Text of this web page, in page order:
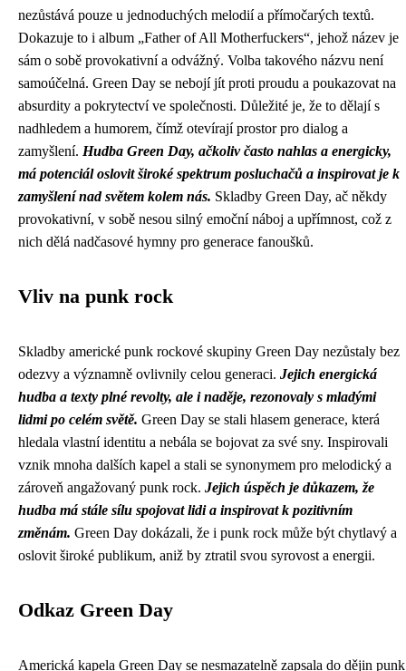
nezůstává pouze u jednoduchých melodií a přímočarých textů.
Dokazuje to i album „Father of All Motherfuckers“, jehož název je
sám o sobě provokativní a odvážný. Volba takového názvu není
samoúčelná. Green Day se nebojí jít proti proudu a poukazovat na
absurdity a pokrytectví ve společnosti. Důležité je, že to dělají s
nadhledem a humorem, čímž otevírají prostor pro dialog a
zamyšlení. Hudba Green Day, ačkoliv často nahlas a energicky,
má potenciál oslovit široké spektrum posluchačů a inspirovat je k
zamyšlení nad světem kolem nás. Skladby Green Day, ač někdy
provokativní, v sobě nesou silný emoční náboj a upřímnost, což z
nich dělá nadčasové hymny pro generace fanoušků.
Vliv na punk rock
Skladby americké punk rockové skupiny Green Day nezůstaly bez
odezvy a významně ovlivnily celou generaci. Jejich energická
hudba a texty plné revolty, ale i naděje, rezonovaly s mladými
lidmi po celém světě. Green Day se stali hlasem generace, která
hledala vlastní identitu a nebála se bojovat za své sny. Inspirovali
vznik mnoha dalších kapel a stali se synonymem pro melodický a
zároveň angažovaný punk rock. Jejich úspěch je důkazem, že
hudba má stále sílu spojovat lidi a inspirovat k pozitivním
změnám. Green Day dokázali, že i punk rock může být chytlavý a
oslovit široké publikum, aniž by ztratil svou syrovost a energii.
Odkaz Green Day
Americká kapela Green Day se nesmazatelně zapsala do dějin punk